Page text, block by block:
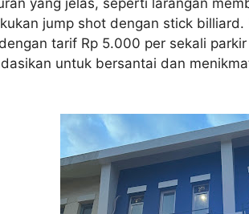
jump shot dengan stick
tarif Rp 5.000 per sekali
untuk bersantai dan